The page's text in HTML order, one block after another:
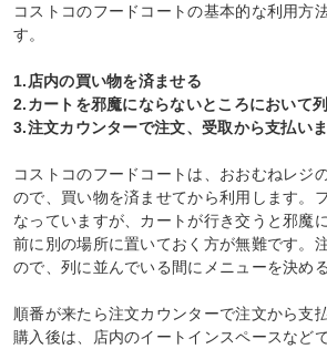
コストコのフードコートの基本的な利用方
す。
1.店内の買い物を済ませる
2.カートを邪魔にならないところにおいて
3.注文カウンターで注文、受取から支払い
コストコのフードコートは、おおむねレジ
ので、買い物を済ませてから利用します。
なっていますが、カートが行き交うと邪魔
前に別の場所に置いておく方が無難です。
ので、列に並んでいる間にメニューを決め
順番が来たら注文カウンターで注文から支
購入後は、店内のイートインスペースなど